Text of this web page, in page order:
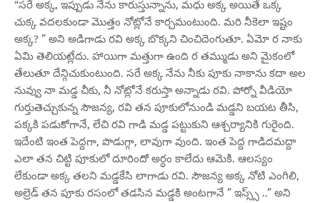
“సరే అక్క, ఇప్పుడు నేను కారుస్తున్నాను, మధు అక్క అయితే ఒక్క
చుక్క వదలకుండా మొత్తం నోట్లోనే కార్చమంటుంది. మరి నీకెలా ఇష్టం
అక్క? ” అని అడిగాడు రవి అక్క బొక్కని చించిదెంగుతూ. ఏమో ర నాకు
ఏమి తెలియట్లేదు. హాయిగా మత్తుగా ఉంది ర తమ్ముడు అని మైకంలో
తేలుతూ దేన్గిచుకుంటుంది. సరే అక్క నేను నీకు పూకు నాకాను కదా అల
నువ్వు నా మడ్డ చీకు, నీ నోట్లోనే కరుస్తా అన్నాడు రవి. పోర్నో వీడియో
గుర్తుతెచ్చుకున్న సౌజన్య, రవి తన పూకులోనుండి మడ్డని బయట తీసి,
పక్కకి పడుకోగానే, లేచి రవి గాడి మడ్డ పట్టుకుని ఆశ్చర్యానికి గురైంది.
ఇదేంటి ఇంత పెద్దగా, పొడుగ్గా, లావుగా వుంది. ఇంత పెద్ద గాడిదమద్దా
ఎలా తన చిట్టి పూకులో దూరిందో అర్ధం కాలేదు ఆమెకి. ఆలస్యం
లేకుండా అక్క తలని మడ్డకేసి లాగాడు రవి. సౌజన్య అక్క నోటి ఎంగిలి,
అల్రెడ్ తన పూకు రసంలో తడసిన మడ్డకి అంటగానే ” ఇస్స్స్ ..” అని